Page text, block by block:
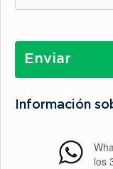
Enviar
Información
los